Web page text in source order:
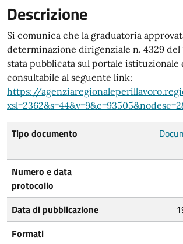
Descrizione
Si comunica che la graduatoria
determinazione dirigenziale n. 4329 del
stata pubblicata sul portale istituzionale
consultabile al seguente link:
https://
Tipo documento
Numero e data
protocollo
Data di pubblicazione
Formati